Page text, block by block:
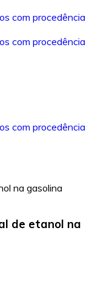
na gasolina
de etanol na